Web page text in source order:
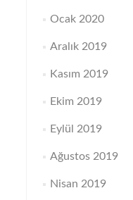
Ocak 2020
Aralık 2019
Kasım 2019
Ekim 2019
Eylül 2019
Ağustos 2019
Nisan 2019